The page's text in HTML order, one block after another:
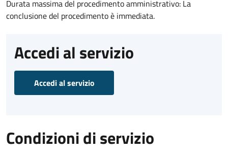
Durata massima del procedimento amministrativo: La
conclusione del procedimento è immediata.
Accedi al servizio
Accedi al servizio
Condizioni di servizio